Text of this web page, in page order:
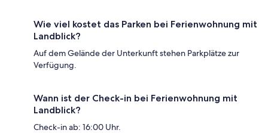
Wie viel kostet das Parken bei Ferienwohnung mit
Landblick?
Auf dem Gelände der Unterkunft stehen Parkplätze zur
Verfügung.
Wann ist der Check-in bei Ferienwohnung mit
Landblick?
Check-in ab: 16:00 Uhr.